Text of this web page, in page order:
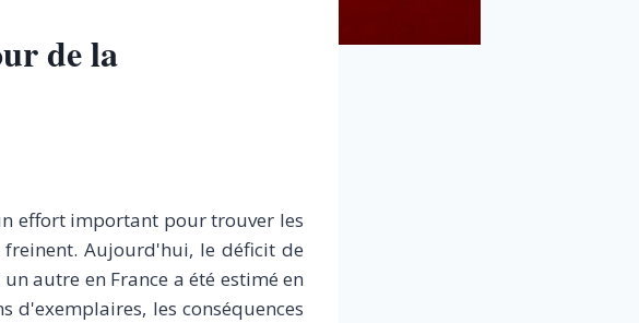
de la
effort important pour trouver les
Aujourd'hui, le déficit de
autre en France a été estimé en
d'exemplaires, les conséquences